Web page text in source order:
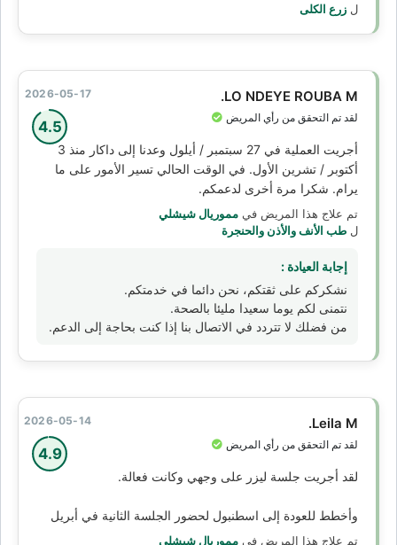
ل زرع الكلى
4.5
LO NDEYE ROUBA M.
لقد تم التحقق من رأي المريض
2026-05-17
أجريت العملية في 27 سبتمبر / أيلول وعدنا إلى داكار منذ 3
أكتوبر / تشرين الأول. في الوقت الحالي تسير الأمور على ما
يرام. شكرا مرة أخرى لدعمكم.
تم علاج هذا المريض في مموريال شيشلي
ل طب الأنف والأذن والحنجرة
إجابة العيادة :
نشكركم على ثقتكم، نحن دائما في خدمتكم.
نتمنى لكم يوما سعيدا مليئا بالصحة.
من فضلك لا تتردد في الاتصال بنا إذا كنت بحاجة إلى الدعم.
4.9
Leila M.
لقد تم التحقق من رأي المريض
2026-05-14
لقد أجريت جلسة ليزر على وجهي وكانت فعالة.
وأخطط للعودة إلى اسطنبول لحضور الجلسة الثانية في أبريل
تم علاج هذا المريض في مموريال شيشلي